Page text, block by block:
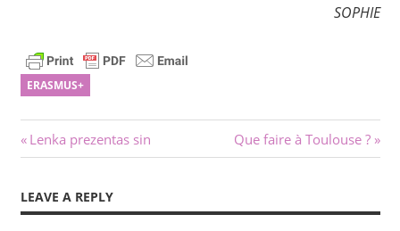
SOPHIE
ERASMUS+
Navigation
l’article
Previous
Post:
Lenka prezentas sin
Next
Post:
Que faire à Toulouse ?
LEAVE A REPLY